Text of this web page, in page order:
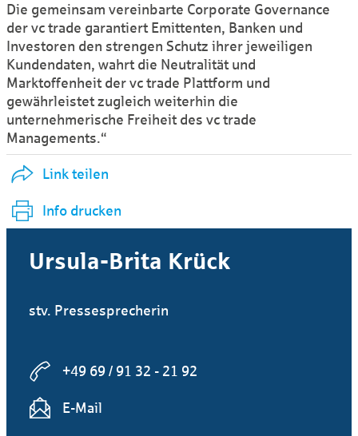
Die gemeinsam vereinbarte Corporate Governance
der vc trade garantiert Emittenten, Banken und
Investoren den strengen Schutz ihrer jeweiligen
Kundendaten, wahrt die Neutralität und
Marktoffenheit der vc trade Plattform und
gewährleistet zugleich weiterhin die
unternehmerische Freiheit des vc trade
Managements.“
Link teilen
Info drucken
Ursula-Brita Krück
stv. Pressesprecherin
+49 69 / 91 32 - 21 92
E-Mail